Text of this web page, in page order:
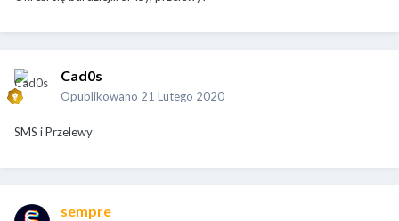
Cad0s
Opublikowano 21 Lutego 2020
SMS i Przelewy
sempre